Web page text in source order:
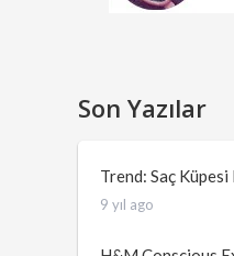
Son Yazılar
Trend: Saç
9 yıl ago